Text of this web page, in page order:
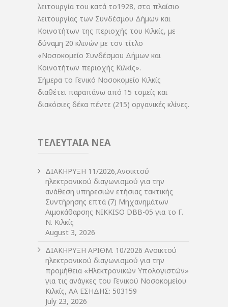
λειτουργία του κατά το1928, στο πλαίσιο
λειτουργίας των Συνδέσμου Δήμων και
Κοινοτήτων της περιοχής του Κιλκίς, με
δύναμη 20 κλινών με τον τίτλο
«Νοσοκομείο Συνδέσμου Δήμων και
Κοινοτήτων περιοχής Κιλκίς».
Σήμερα το Γενικό Νοσοκομείο Κιλκίς
διαθέτει παραπάνω από 15 τομείς και
διακόσιες δέκα πέντε (215) οργανικές κλίνες.
ΤΕΛΕΥΤΑΙΑ ΝΕΑ
ΔIΑΚΗΡΥΞΗ 11/2026,Ανοικτού
ηλεκτρονικού διαγωνισμού για την
ανάθεση υπηρεσιών ετήσιας τακτικής
Συντήρησης επτά (7) Μηχανημάτων
Αιμοκάθαρσης NIKKISO DBB-05 για το Γ.
Ν. Κιλκίς
August 3, 2026
ΔIΑΚΗΡΥΞΗ ΑΡIΘΜ. 10/2026 Ανοικτού
ηλεκτρονικού διαγωνισμού για την
προμήθεια «Ηλεκτρονικών Υπολογιστών»
για τις ανάγκες του Γενικού Νοσοκομείου
Κιλκίς, ΑΑ ΕΣΗΔΗΣ: 503159
July 23, 2026